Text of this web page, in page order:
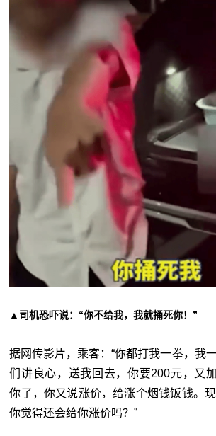
▲司机恐吓说：“你不给我，我就捅死你！”
据网传影片，乘客：“你都打我一拳，我
们讲良心，送我回去，你要200元，又
你了，你又说涨价，给涨个烟钱饭钱。现
你觉得还会给你涨价吗？”